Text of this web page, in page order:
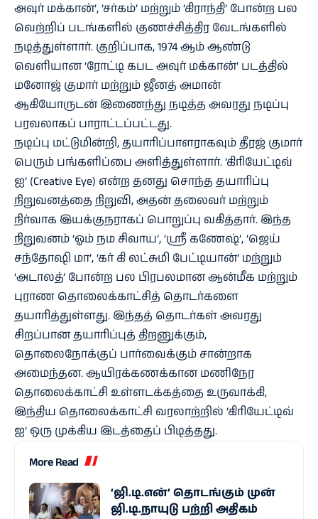
அவுர் மக்கான்’, ‘சர்கம்’ மற்றும் ‘கிராந்தி’ போன்ற பல
வெற்றிப் படங்களில் குணச்சித்திர வேடங்களில்
நடித்துள்ளார். குறிப்பாக, 1974 ஆம் ஆண்டு
வெளியான ‘ரோட்டி கபட அவுர் மக்கான்’ படத்தில்
மனோஜ் குமார் மற்றும் ஜீனத் அமான்
ஆகியோருடன் இணைந்து நடித்த அவரது நடிப்பு
பரவலாகப் பாராட்டப்பட்டது.
நடிப்பு மட்டுமின்றி, தயாரிப்பாளராகவும் தீரஜ் குமார்
பெரும் பங்களிப்பை அளித்துள்ளார். ‘கிரியேட்டிவ்
ஐ’ (Creative Eye) என்ற தனது சொந்த தயாரிப்பு
நிறுவனத்தை நிறுவி, அதன் தலைவர் மற்றும்
நிர்வாக இயக்குநராகப் பொறுப்பு வகித்தார். இந்த
நிறுவனம் ‘ஓம் நம சிவாய’, ‘ஸ்ரீ கணேஷ்’, ‘ஜெய்
சந்தோஷி மா’, ‘கர் கி லட்சுமி பேட்டியான்’ மற்றும்
‘அடாலத்’ போன்ற பல பிரபலமான ஆன்மீக மற்றும்
புராண தொலைக்காட்சித் தொடர்களை
தயாரித்துள்ளது. இந்தத் தொடர்கள் அவரது
சிறப்பான தயாரிப்புத் திறனுக்கும்,
தொலைநோக்குப் பார்வைக்கும் சான்றாக
அமைந்தன. ஆயிரக்கணக்கான மணிநேர
தொலைக்காட்சி உள்ளடக்கத்தை உருவாக்கி,
இந்திய தொலைக்காட்சி வரலாற்றில் ‘கிரியேட்டிவ்
ஐ’ ஒரு முக்கிய இடத்தைப் பிடித்தது.
More Read
‘ஜி.டி.என்’ தொடங்கும் முன்
ஜி.டி.நாயுடு பற்றி அதிகம்